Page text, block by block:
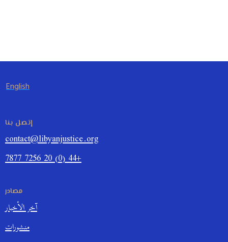
English
إتصل بنا
contact@libyanjustice.org
+44 (0) 20 7256 7877
مصادر
آخر الأخبار
منشورات